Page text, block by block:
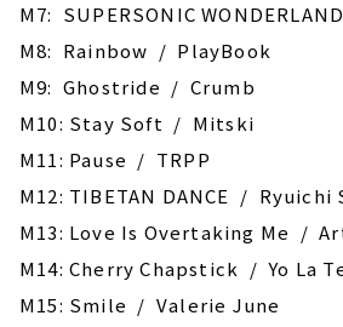
M7: SUPERSONIC
M8: Rainbow / PlayBook
M9: Ghostride / Crumb
M10: Stay Soft / Mitski
M11: Pause / TRPP
M12: TIBETAN DANCE / Ryuichi
M13: Love Is Overtaking Me /
M14: Cherry Chapstick / Yo La
M15: Smile / Valerie June